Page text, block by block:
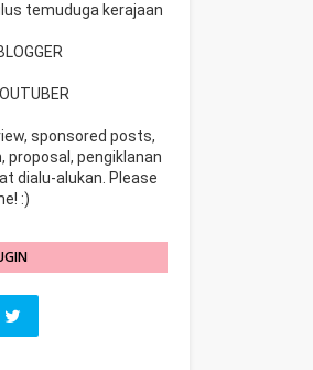
temuduga kerajaan
sponsored posts,
proposal, pengiklanan
dialu-alukan. Please
:)